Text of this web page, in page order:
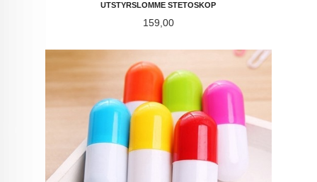
UTSTYRSLOMME STETOSKOP
Pris
159,00